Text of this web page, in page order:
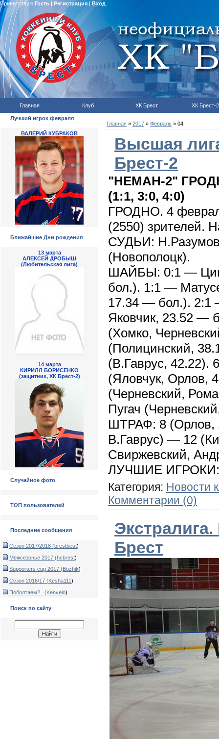
Приветствую Гость | Регистрация| Вход
Главная Клуб ХК Брест ХК Брест-2
Лучший игрок февраля
ВАЛЕРИЙ КУБРАКОВ
Ближайшие Дни рождения
13 марта
АЛЕКСЕЙ ДРОБЫШ
(Любительская лига)
14 марта
КИРИЛЛ БОРИСЕНКО
(защитник, ХК Брест-2)
Случайное фото
ТОП пользователей
Последние сообщения
Сезон 2017/2018 (brestbest)
Межсезонье 2017 (hcbrest)
Supporters cup 2017 (Bozhik)
Сезон 2016/17 (Kesha111)
Поболтаем?.. (Kenvelo)
Поиск по сайту
Главная » 2017 » Февраль » 04
Высшая
Брест-2
"НЕМАН-2"
(1:1, 3:0, 4:0)
ГРОДНО. 4
(2550) зрителей.
СУДЬИ:
(Новополоцк).
ШАЙБЫ: 0:1 —
бол.). 1:1 —
17.34 — бол.).
Яковчик, 23.52 —
(Хомко,
(Полицинский,
(В.Гаврус, 42.22).
(Яловчук, Орлов,
(Черневский,
Пугач
ШТРАФ: 8 (Орлов,
В.Гаврус) — 12
Свиржевский,
ЛУЧШИЕ ИГРОКИ:
Категория: Новости
Комментарии (0)
Брест